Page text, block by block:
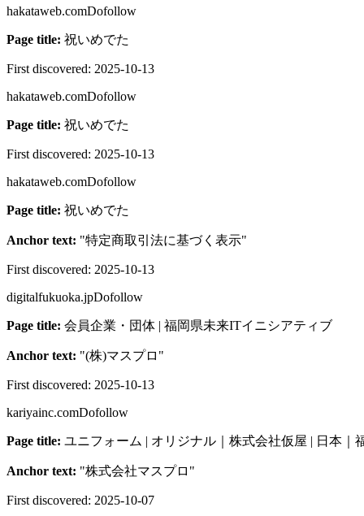
hakataweb.comDofollow
Page title: 祝いめでた
First discovered: 2025-10-13
hakataweb.comDofollow
Page title: 祝いめでた
First discovered: 2025-10-13
hakataweb.comDofollow
Page title: 祝いめでた
Anchor text: "特定商取引法に基づく表示"
First discovered: 2025-10-13
digitalfukuoka.jpDofollow
Page title: 会員企業・団体 | 福岡県未来ITイニシアティブ
Anchor text: "(株)マスプロ "
First discovered: 2025-10-13
kariyainc.comDofollow
Page title: ユニフォーム | オリジナル｜株式会社仮屋 | 日本｜
Anchor text: "株式会社マスプロ "
First discovered: 2025-10-07